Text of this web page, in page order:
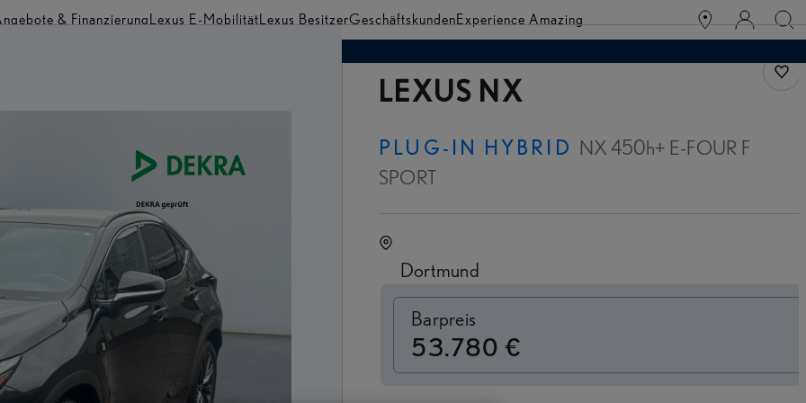
& FinanzierungLexus E-MobilitätLexus BesitzerGeschäftskundenExperience Amazing
LEXUS NX
PLUG-IN HYBRID NX 450h+ E-FOUR F
SPORT
Dortmund
Finanzierung
Barpreis
53.780 €